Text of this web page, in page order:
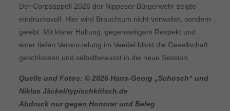
Der Corpsappell 2026 der Nippeser Bürgerwehr zeigte
eindrucksvoll: Hier wird Brauchtum nicht verwaltet, sondern
gelebt. Mit klarer Haltung, gegenseitigem Respekt und
einer tiefen Verwurzelung im Veedel blickt die Gesellschaft
geschlossen und selbstbewusst in die neue Session.
Quelle und Fotos: © 2026 Hans-Georg „Schosch“ und
Niklas Jäckel/typischkölsch.de
Abdruck nur gegen Honorar und Beleg